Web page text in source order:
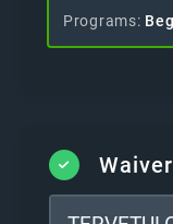
Programs